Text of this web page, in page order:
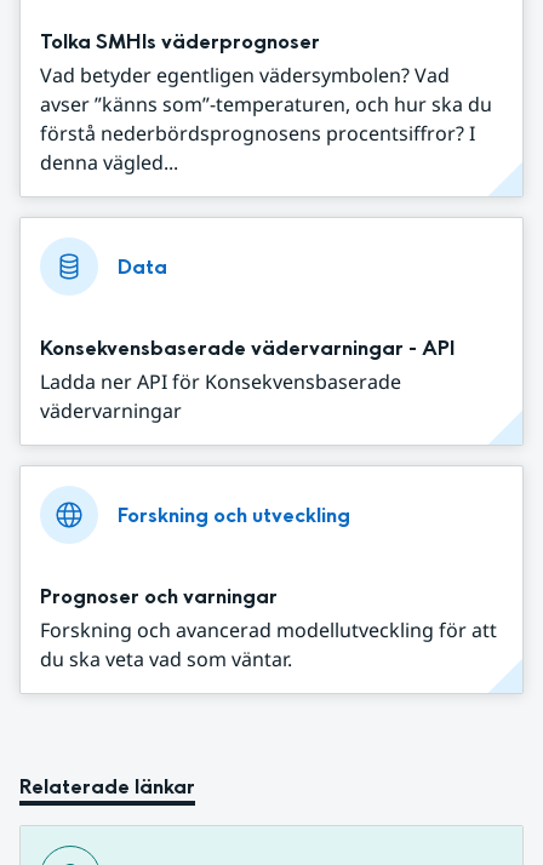
Tolka SMHIs väderprognoser
Vad betyder egentligen vädersymbolen? Vad
avser ”känns som”-temperaturen, och hur ska du
förstå nederbördsprognosens procentsiffror? I
denna vägled...
Data
Konsekvensbaserade vädervarningar - API
Ladda ner API för Konsekvensbaserade
vädervarningar
Forskning och utveckling
Prognoser och varningar
Forskning och avancerad modellutveckling för att
du ska veta vad som väntar.
Relaterade länkar